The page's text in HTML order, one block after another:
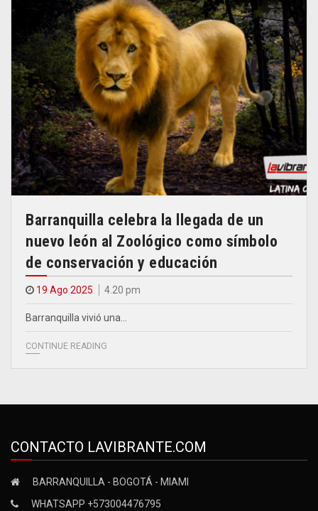
Barranquilla celebra la llegada de un
nuevo león al Zoológico como símbolo
de conservación y educación
19 Ago 2025 4.20 pm
Barranquilla vivió una…
CONTINUE READING
CONTACTO LAVIBRANTE.COM
BARRANQUILLA - BOGOTÁ - MIAMI
WHATSAPP +573004476795